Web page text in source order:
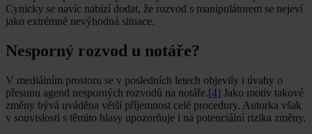
Cynicky se navíc nabízí dodat, že rozvod s manipulátorem se nejeví
jako extrémně nevýhodná situace.
Nesporný rozvod u notáře?
V mediálním prostoru se v posledních letech objevily i úvahy o
přesunu agend nesporných rozvodů na notáře.[4] Jako motiv takové
změny bývá uváděna větší příjemnost celé procedury. Autorka však
v souvislosti s těmito hlasy upozorňuje i na potenciální rizika změny.